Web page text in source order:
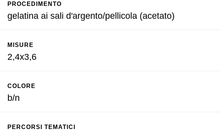
PROCEDIMENTO
gelatina ai sali d'argento/pellicola (acetato)
MISURE
2,4x3,6
COLORE
b/n
PERCORSI TEMATICI